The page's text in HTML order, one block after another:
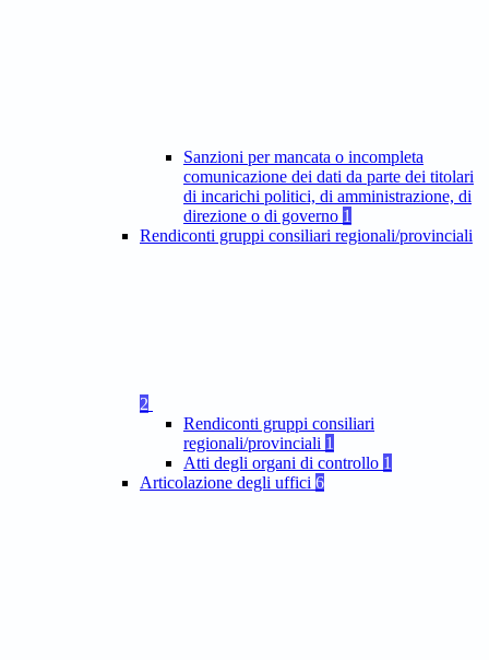
Sanzioni per mancata o incompleta
comunicazione dei dati da parte dei titolari
di incarichi politici, di amministrazione, di
direzione o di governo 1
Rendiconti gruppi consiliari regionali/provinciali
2
Rendiconti gruppi consiliari
regionali/provinciali 1
Atti degli organi di controllo 1
Articolazione degli uffici 6